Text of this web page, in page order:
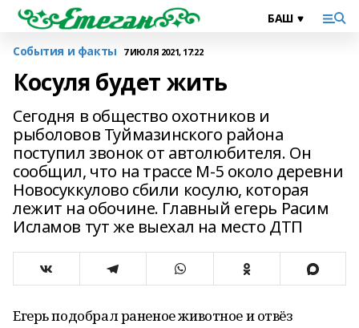
События и факты 7 ИЮЛЯ 2021, 17:22
Косуля будет жить
Сегодня в общество охотников и
рыболовов Туймазинского района
поступил звонок от автолюбителя. Он
сообщил, что на трассе М-5 около деревни
Новосуккулово сбили косулю, которая
лежит на обочине. Главный егерь Расим
Исламов тут же выехал на место ДТП
Егерь подобрал раненое животное и отвёз